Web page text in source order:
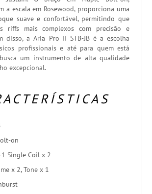
a escala em Rosewood, proporciona uma
suave e confortável, permitindo que
riffs mais complexos com precisão e
disso, a Aria Pro II STB-JB é a escolha
profissionais e até para quem está
um instrumento de alta qualidade
excepcional.
on
1 Single Coil x 2
x 2, Tone x 1